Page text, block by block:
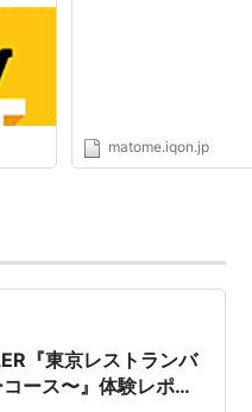
matome.iqon.jp
『東京レストランバ
ース〜』体験レポ｜